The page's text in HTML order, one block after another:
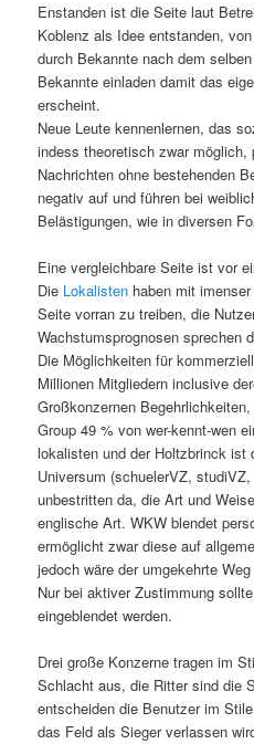
Enstanden ist die Seite laut
Koblenz als Idee entstanden,
durch Bekannte nach dem
Bekannte einladen damit das
erscheint.
Neue Leute kennenlernen, das
indess theoretisch zwar
Nachrichten ohne bestehenden
negativ auf und führen bei
Belästigungen, wie in diversen
Eine vergleichbare Seite ist vor
Die Lokalisten haben mit
Seite vorran zu treiben, die
Wachstumsprognosen sprechen
Die Möglichkeiten für
Millionen Mitgliedern inclusive
Großkonzernen
Group 49 % von wer-kennt-wen
lokalisten und der Holtzbrinck ist
Universum (schuelerVZ,
unbestritten da, die Art und
englische Art. WKW blendet
ermöglicht zwar diese auf
jedoch wäre der umgekehrte
Nur bei aktiver Zustimmung
eingeblendet werden.
Drei große Konzerne tragen im
Schlacht aus, die Ritter sind die
entscheiden die Benutzer im
das Feld als Sieger verlassen